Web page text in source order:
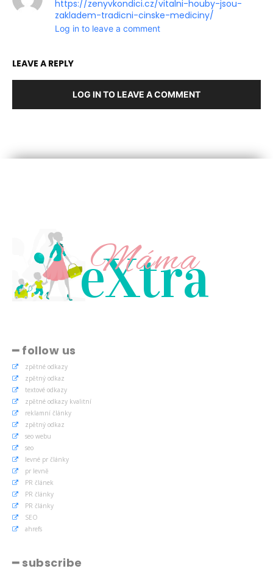
https://zenyvkondici.cz/vitalni-houby-jsou-
zakladem-tradicni-cinske-mediciny/
Log in to leave a comment
LEAVE A REPLY
LOG IN TO LEAVE A COMMENT
eXtra
Máma
━ follow us
zpětné odkazy
zpětný odkaz
textové odkazy
zpětné odkazy kvalitní
reklamní články
zpětný odkaz
seo webu
seo
levné pr články
pr levně
PR článek
PR články
PR články
SEO
ahrefs
━ subscribe